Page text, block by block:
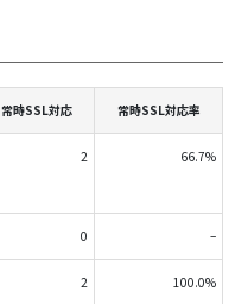
常時SSL対応 常時SSL対応率
2 66.7%
0 –
2 100.0%